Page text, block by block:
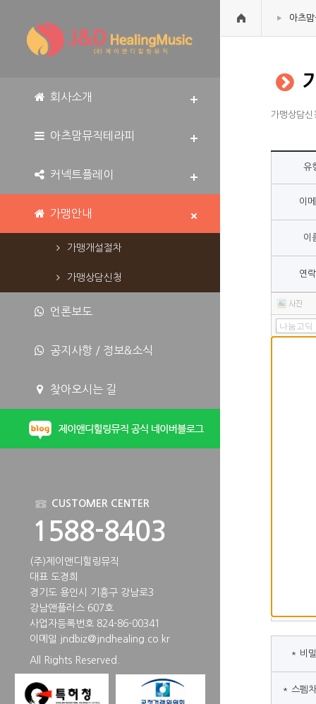
아츠
가맹상담
유
이
이
연
나눔고딕
* 비
* 스펨
회사소개
아츠맘뮤직테라피
커넥트플레이
가맹안내
가맹개설절차
가맹상담신청
언론보도
공지사항 / 정보&소식
찾아오시는 길
CUSTOMER CENTER
1588-8403
(주)제이앤디힐링뮤직
대표 도경희
경기도 용인시 기흥구 강남로3
강남앤플러스 607호
사업자등록번호 824-86-00341
이메일 jndbiz@jndhealing.co.kr
All Rights Reserved.